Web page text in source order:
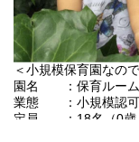
＜小規模保育園なの
園名 ：保育ルーム
業態 ：小規模認可
定員 ：18名（0歳